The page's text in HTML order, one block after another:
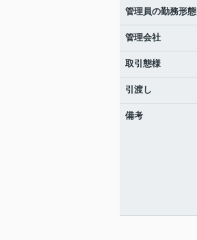
管理員の勤務形態
管理会社
取引態様
引渡し
備考